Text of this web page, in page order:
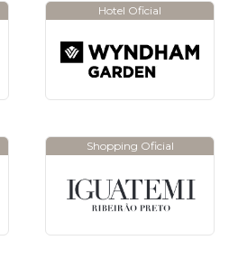
Hotel Oficial
Shopping Oficial